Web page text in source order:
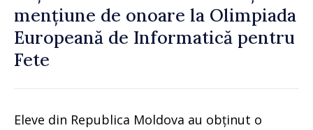
mențiune de onoare la Olimpiada
Europeană de Informatică pentru
Fete
Eleve din Republica Moldova au obținut o